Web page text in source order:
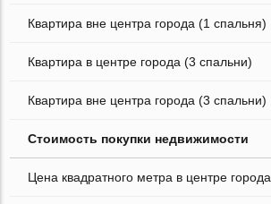
Квартира вне центра города (1 спальня)
Квартира в центре города (3 спальни)
Квартира вне центра города (3 спальни)
Стоимость покупки недвижимости
Цена квадратного метра в центре города